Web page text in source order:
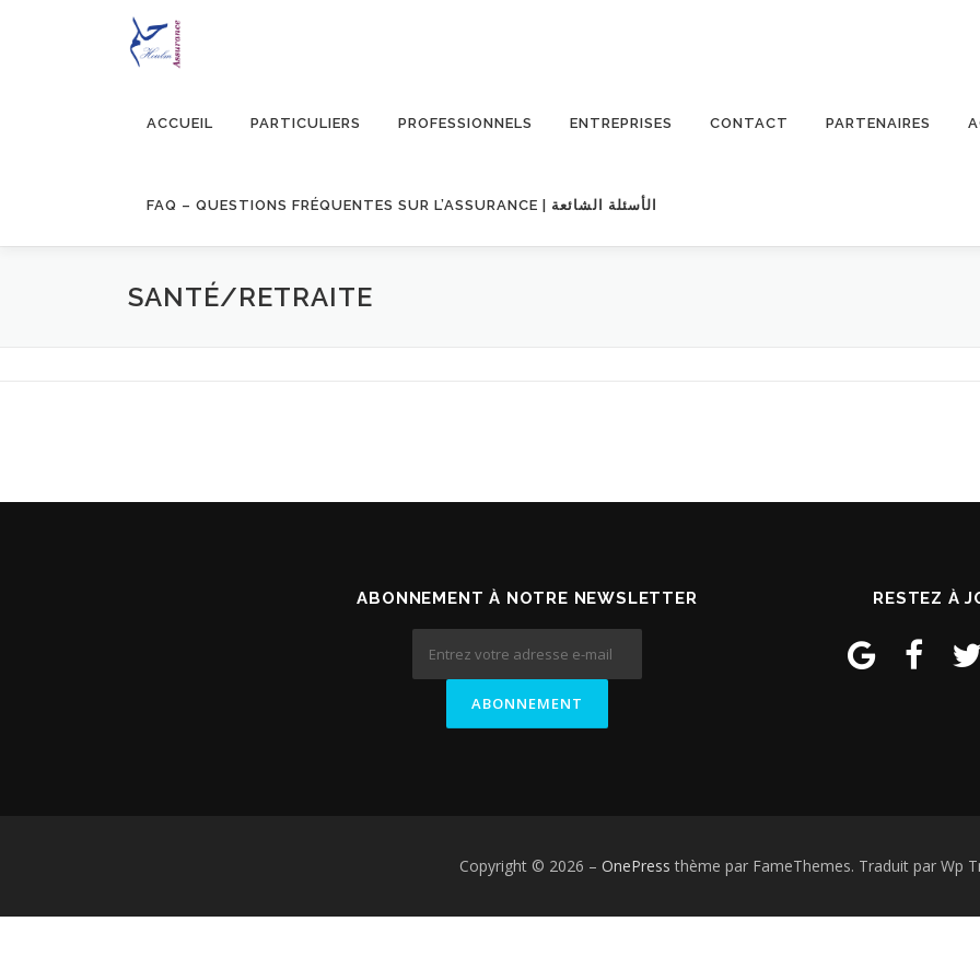
ACCUEIL PARTICULIERS PROFESSIONNELS ENTREPRISES CONTACT PARTENAIRES
FAQ – QUESTIONS FRÉQUENTES SUR L’ASSURANCE | الأسئلة الشائعة
SANTÉ/RETRAITE
ABONNEMENT À NOTRE NEWSLETTER RESTEZ À
Copyright © 2026 – OnePress thème par FameThemes. Traduit par Wp